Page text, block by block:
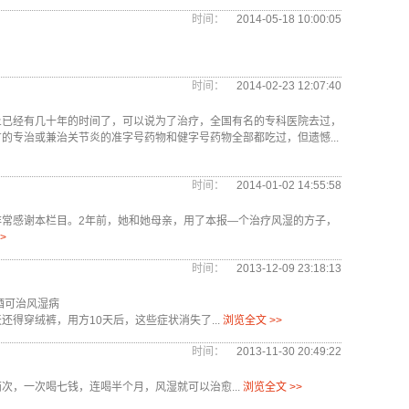
时间： 2014-05-18 10:00:05
时间： 2014-02-23 12:07:40
经有几十年的时间了，可以说为了治疗，全国有名的专科医院去过，
专治或兼治关节炎的准字号药物和健字号药物全部都吃过，但遗憾...
时间： 2014-01-02 14:55:58
感谢本栏目。2年前，她和她母亲，用了本报—个治疗风湿的方子，
时间： 2013-12-09 23:18:13
可治风湿病
得穿绒裤，用方10天后，这些症状消失了... 浏览全文 >>
时间： 2013-11-30 20:49:22
，一次喝七钱，连喝半个月，风湿就可以治愈... 浏览全文 >>